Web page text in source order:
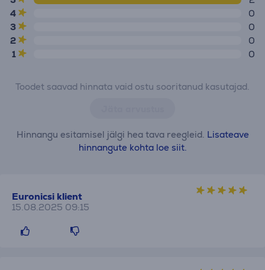
4
0
3
0
2
0
1
0
Toodet saavad hinnata vaid ostu sooritanud kasutajad.
Hinnangu esitamisel jälgi hea tava reegleid. Lisateave
hinnangute kohta loe siit.
Euronicsi klient
15.08.2025 09:15